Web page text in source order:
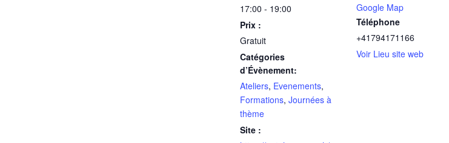
17:00 - 19:00
Prix :
Gratuit
Catégories
d’Évènement:
Ateliers, Evenements,
Formations, Journées à
thème
Site :
Google Map
Téléphone
+41794171166
Voir Lieu site web